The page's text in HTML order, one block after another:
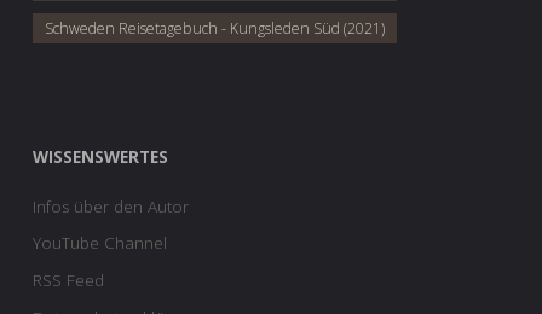
Schweden Reisetagebuch - Kungsleden Süd (2021)
WISSENSWERTES
Infos über den Autor
YouTube Channel
RSS Feed